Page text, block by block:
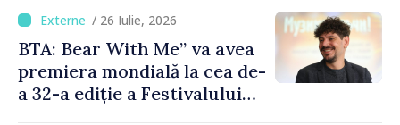
/ 26 Iulie, 2026
BTA: Bear With Me” va avea
premiera mondială la cea de-
a 32-a ediție a Festivalului